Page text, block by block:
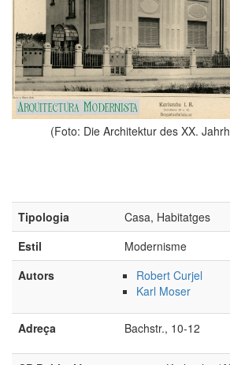
(Foto: Die Architektur des XX.
Tipologia
Casa, Habitatges
Estil
Modernisme
Autors
Robert Curjel
Karl Moser
Adreça Bachstr., 10-12